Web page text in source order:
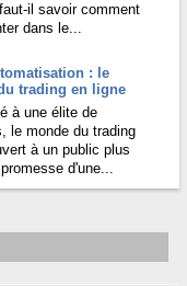
il savoir comment
dans le...
: le
trading en ligne
à une élite de
le monde du trading
à un public plus
d'une...